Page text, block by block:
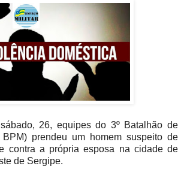
26, equipes do 3º Batalhão de
prendeu um homem suspeito de
contra a própria esposa na cidade de
de Sergipe.